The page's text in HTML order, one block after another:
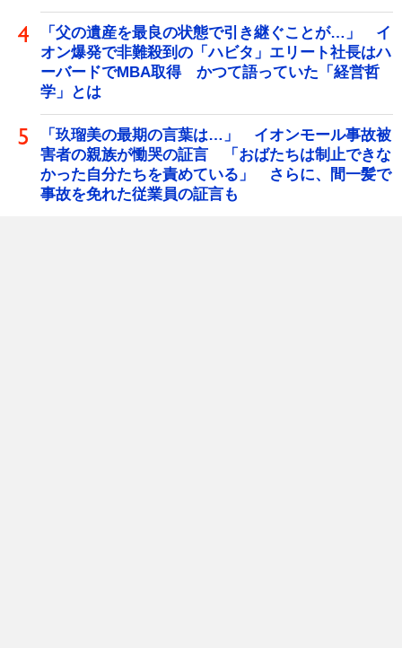
「父の遺産を最良の状態で引き継ぐことが…」 イ
オン爆発で非難殺到の「ハビタ」エリート社長はハ
ーバードでMBA取得 かつて語っていた「経営哲
学」とは
「玖瑠美の最期の言葉は…」 イオンモール事故被
害者の親族が慟哭の証言 「おばたちは制止できな
かった自分たちを責めている」 さらに、間一髪で
事故を免れた従業員の証言も